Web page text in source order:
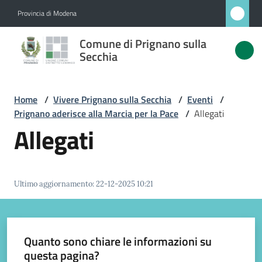
Provincia di Modena
Comune di Prignano sulla
Secchia
Comune
di
sulla
Secchia
Vivere
Home / Vivere Prignano sulla Secchia / Eventi /
Prignano aderisce alla Marcia per la Pace / Allegati
Allegati
Ultimo aggiornamento:22-12-2025 10:21
Quanto sono chiare le informazioni su
questa pagina?